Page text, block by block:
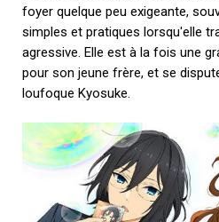
foyer quelque peu exigeante,
simples et pratiques lorsqu'elle
agressive. Elle est à la fois une
pour son jeune frère, et se
loufoque Kyosuke.